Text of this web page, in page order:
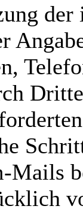
der
Mails